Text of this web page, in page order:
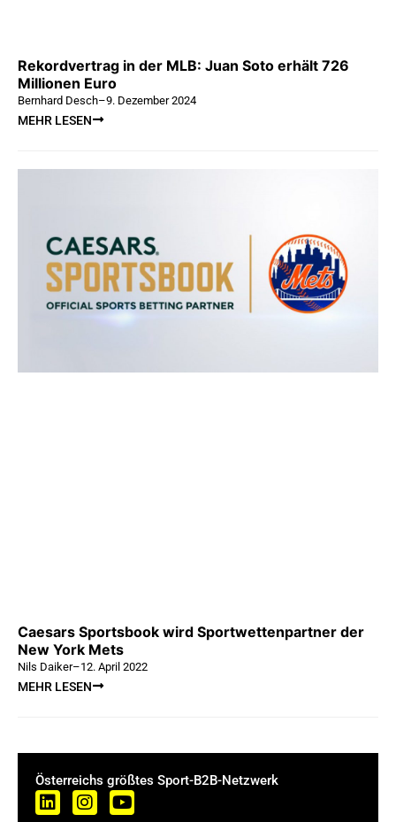
Rekordvertrag in der MLB: Juan Soto erhält 726
Millionen Euro
Bernhard Desch–9. Dezember 2024
MEHR LESEN
Caesars Sportsbook wird Sportwettenpartner der
New York Mets
Nils Daiker–12. April 2022
MEHR LESEN
Österreichs größtes Sport-B2B-Netzwerk